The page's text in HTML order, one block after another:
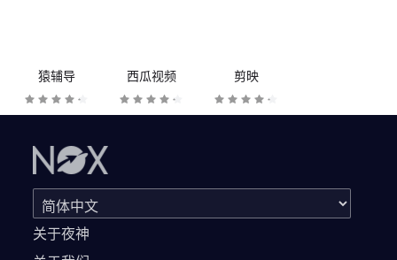
猿辅导 西瓜视频 剪映
关于夜神